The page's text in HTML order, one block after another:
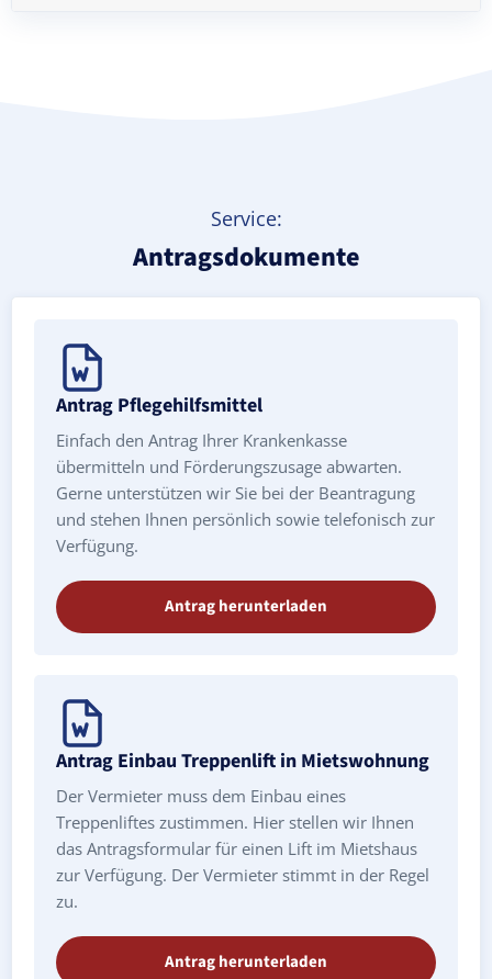
Service:
Antragsdokumente
Antrag Pflegehilfsmittel
Einfach den Antrag Ihrer Krankenkasse
übermitteln und Förderungszusage abwarten.
Gerne unterstützen wir Sie bei der Beantragung
und stehen Ihnen persönlich sowie telefonisch zur
Verfügung.
Antrag herunterladen
Antrag Einbau Treppenlift in Mietswohnung
Der Vermieter muss dem Einbau eines
Treppenliftes zustimmen. Hier stellen wir Ihnen
das Antragsformular für einen Lift im Mietshaus
zur Verfügung. Der Vermieter stimmt in der Regel
zu.
Antrag herunterladen